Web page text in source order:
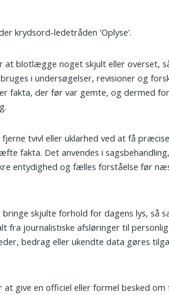
krydsord-ledetråden 'Oplyse'.
at blotlægge noget skjult eller overset,
i undersøgelser, revisioner og
fakta, der før var gemte, og dermed
tvivl eller uklarhed ved at få
fakta. Det anvendes i
entydighed og fælles forståelse før
skjulte forhold for dagens lys, så
fra journalistiske afsløringer til
bedrag eller ukendte data gøres
at give en officiel eller formel besked om